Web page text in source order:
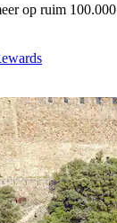
op ruim 100.000